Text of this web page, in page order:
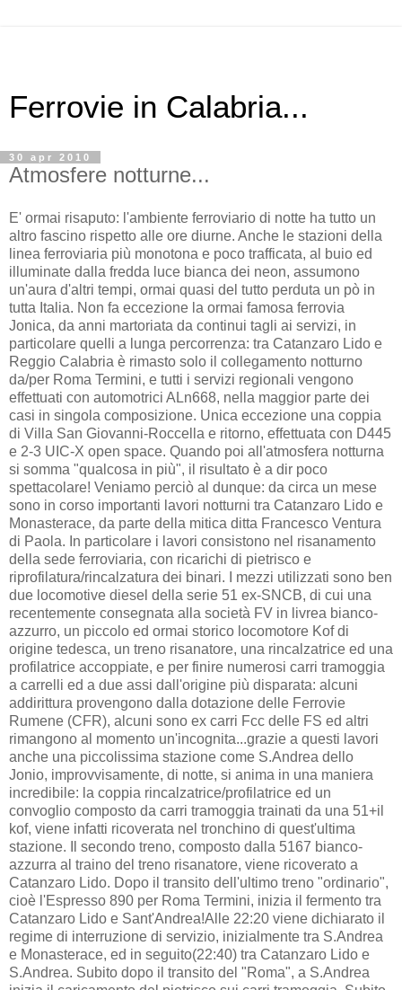
Ferrovie in Calabria...
30 apr 2010
Atmosfere notturne...
E' ormai risaputo: l'ambiente ferroviario di notte ha tutto un
altro fascino rispetto alle ore diurne. Anche le stazioni della
linea ferroviaria più monotona e poco trafficata, al buio ed
illuminate dalla fredda luce bianca dei neon, assumono
un'aura d'altri tempi, ormai quasi del tutto perduta un pò in
tutta Italia. Non fa eccezione la ormai famosa ferrovia
Jonica, da anni martoriata da continui tagli ai servizi, in
particolare quelli a lunga percorrenza: tra Catanzaro Lido e
Reggio Calabria è rimasto solo il collegamento notturno
da/per Roma Termini, e tutti i servizi regionali vengono
effettuati con automotrici ALn668, nella maggior parte dei
casi in singola composizione. Unica eccezione una coppia
di Villa San Giovanni-Roccella e ritorno, effettuata con D445
e 2-3 UIC-X open space. Quando poi all'atmosfera notturna
si somma "qualcosa in più", il risultato è a dir poco
spettacolare! Veniamo perciò al dunque: da circa un mese
sono in corso importanti lavori notturni tra Catanzaro Lido e
Monasterace, da parte della mitica ditta Francesco Ventura
di Paola. In particolare i lavori consistono nel risanamento
della sede ferroviaria, con ricarichi di pietrisco e
riprofilatura/rincalzatura dei binari. I mezzi utilizzati sono ben
due locomotive diesel della serie 51 ex-SNCB, di cui una
recentemente consegnata alla società FV in livrea bianco-
azzurro, un piccolo ed ormai storico locomotore Kof di
origine tedesca, un treno risanatore, una rincalzatrice ed una
profilatrice accoppiate, e per finire numerosi carri tramoggia
a carrelli ed a due assi dall'origine più disparata: alcuni
addirittura provengono dalla dotazione delle Ferrovie
Rumene (CFR), alcuni sono ex carri Fcc delle FS ed altri
rimangono al momento un'incognita...grazie a questi lavori
anche una piccolissima stazione come S.Andrea dello
Jonio, improvvisamente, di notte, si anima in una maniera
incredibile: la coppia rincalzatrice/profilatrice ed un
convoglio composto da carri tramoggia trainati da una 51+il
kof, viene infatti ricoverata nel tronchino di quest'ultima
stazione. Il secondo treno, composto dalla 5167 bianco-
azzurra al traino del treno risanatore, viene ricoverato a
Catanzaro Lido. Dopo il transito dell'ultimo treno "ordinario",
cioè l'Espresso 890 per Roma Termini, inizia il fermento tra
Catanzaro Lido e Sant'Andrea!Alle 22:20 viene dichiarato il
regime di interruzione di servizio, inizialmente tra S.Andrea
e Monasterace, ed in seguito(22:40) tra Catanzaro Lido e
S.Andrea. Subito dopo il transito del "Roma", a S.Andrea